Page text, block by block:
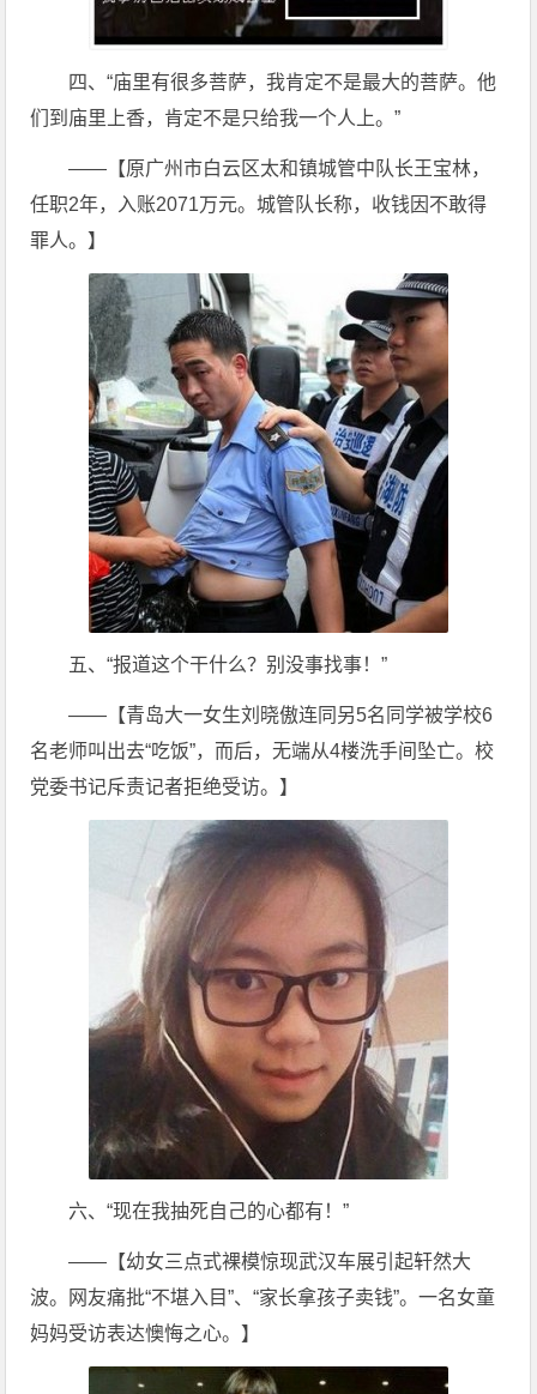
四、“庙里有很多菩萨，我肯定不是最大的菩萨。他
们到庙里上香，肯定不是只给我一个人上。”
——【原广州市白云区太和镇城管中队长王宝林，
任职2年，入账2071万元。城管队长称，收钱因不敢得
罪人。】
五、“报道这个干什么？别没事找事！”
——【青岛大一女生刘晓傲连同另5名同学被学校6
名老师叫出去“吃饭”，而后，无端从4楼洗手间坠亡。校
党委书记斥责记者拒绝受访。】
六、“现在我抽死自己的心都有！”
——【幼女三点式裸模惊现武汉车展引起轩然大
波。网友痛批“不堪入目”、“家长拿孩子卖钱”。一名女童
妈妈受访表达懊悔之心。】